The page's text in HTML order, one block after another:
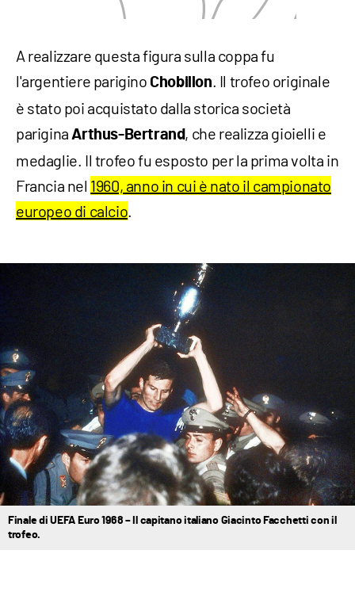
A realizzare questa figura sulla coppa fu
l'argentiere parigino Chobillon . Il trofeo originale
è stato poi acquistato dalla storica società
parigina Arthus-Bertrand, che realizza gioielli e
medaglie. Il trofeo fu esposto per la prima volta in
Francia nel 1960, anno in cui è nato il campionato
europeo di calcio
Finale di UEFA Euro 1968 – Il capitano italiano Giacinto Facchetti con il
trofeo.